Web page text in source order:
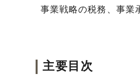
事業戦略の税務、事業
主要目次